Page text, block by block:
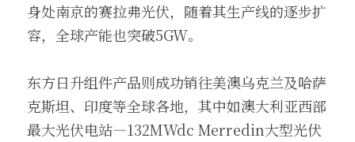
身处南京的赛拉弗光伏，随着其生产线的逐步扩
容，全球产能也突破5GW。
东方日升组件产品则成功销往美澳乌克兰及哈萨
克斯坦、印度等全球各地，其中如澳大利亚西部
最大光伏电站—132MWdc Merredin大型光伏